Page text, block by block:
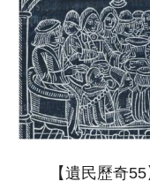
【遺民歷奇55